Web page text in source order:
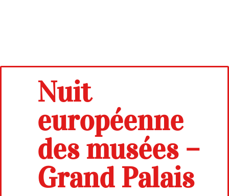
Nuit
européenne
des musées –
Grand Palais